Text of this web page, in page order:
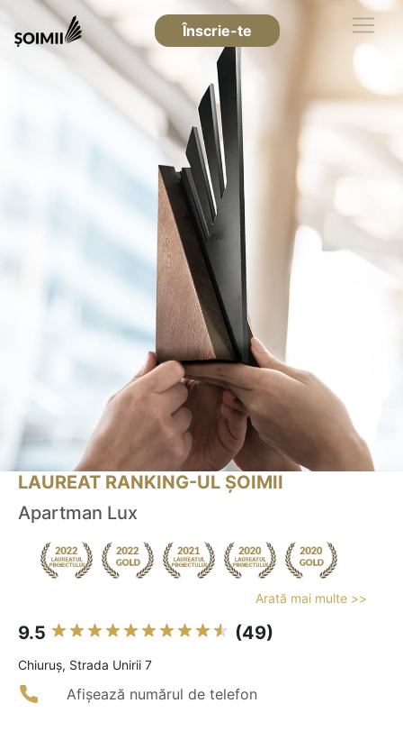
Înscrie-te
LAUREAT RANKING-UL ȘOIMII
Apartman Lux
Arată mai multe >>
9.5 (49)
Chiuruş, Strada Unirii 7
Afișează numărul de telefon